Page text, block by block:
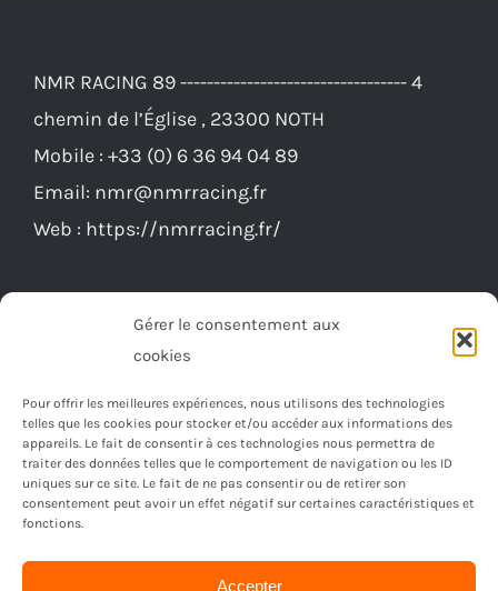
Gérer le consentement aux
cookies
Pour offrir les meilleures expériences, nous utilisons des technologies
telles que les cookies pour stocker et/ou accéder aux informations des
appareils. Le fait de consentir à ces technologies nous permettra de
traiter des données telles que le comportement de navigation ou les ID
uniques sur ce site. Le fait de ne pas consentir ou de retirer son
consentement peut avoir un effet négatif sur certaines caractéristiques et
fonctions.
Accepter
peuvent
être
choisies
sur
la
NMR RACING 89 ---------------------------------- 4
chemin de l’Église , 23300 NOTH
Mobile : +33 (0) 6 36 94 04 89
Email: nmr@nmrracing.fr
Web : https://nmrracing.fr/